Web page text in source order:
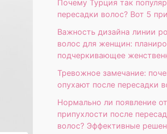
Почему Турция так
пересадки волос? Вот 5
Важность дизайна линии
волос для женщин:
подчеркивающее
Тревожное замечание:
опухают после пересадки
Нормально ли появление
припухлости после
волос? Эффективные